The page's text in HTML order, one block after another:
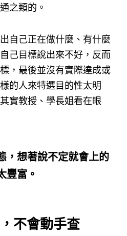
之類的。
自己正在做什麼、有什麼
己目標說出來不好，反而
，最後並沒有實際達成或
的人來特選目的性太明
實教授、學長姐看在眼
，想著說不定就會上的
豐富。
不會動手查